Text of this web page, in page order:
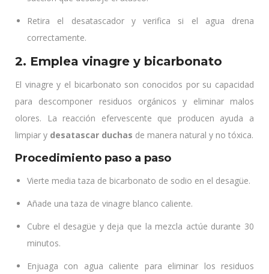
Retira el desatascador y verifica si el agua drena
correctamente.
2. Emplea vinagre y bicarbonato
El vinagre y el bicarbonato son conocidos por su capacidad
para descomponer residuos orgánicos y eliminar malos
olores. La reacción efervescente que producen ayuda a
limpiar y desatascar duchas de manera natural y no tóxica.
Procedimiento paso a paso
Vierte media taza de bicarbonato de sodio en el desagüe.
Añade una taza de vinagre blanco caliente.
Cubre el desagüe y deja que la mezcla actúe durante 30
minutos.
Enjuaga con agua caliente para eliminar los residuos